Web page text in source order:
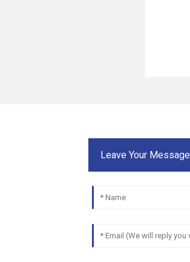
Leave Your Message